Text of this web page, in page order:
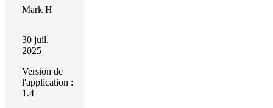
Mark H
30 juil.
2025
Version de
l'application :
1.4